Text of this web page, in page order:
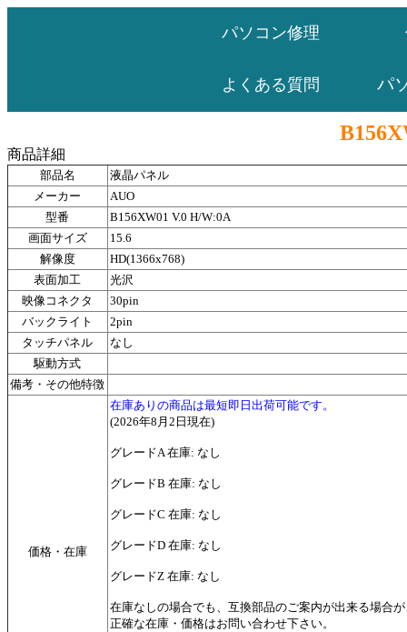
パソコン修理
よくある質問 パ
商品詳細
部品名
液晶パネル
メーカー
AUO
型番
B156XW01 V.0 H/W:0A
画面サイズ
15.6
解像度
HD(1366x768)
表面加工
光沢
映像コネクタ
30pin
バックライト
2pin
タッチパネル
なし
駆動方式
備考・その他特徴
価格・在庫
在庫ありの商品は最短即日出荷可能です。
(2026年8月2日現在)
グレードA 在庫: なし
グレードB 在庫: なし
グレードC 在庫: なし
グレードD 在庫: なし
グレードZ 在庫: なし
在庫なしの場合でも、互換部品のご案内が出来る場合
正確な在庫・価格はお問い合わせ下さい。